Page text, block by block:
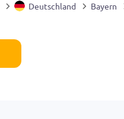
Deutschland Bayern